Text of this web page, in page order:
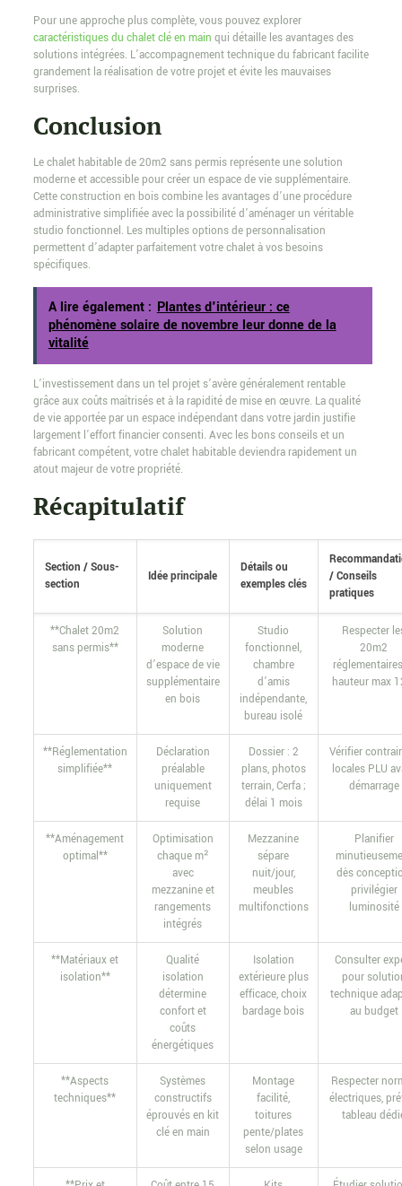
Pour une approche plus complète, vous pouvez explorer
caractéristiques du chalet clé en main qui détaille les avantages des
solutions intégrées. L’accompagnement technique du fabricant facilite
grandement la réalisation de votre projet et évite les mauvaises
surprises.
Conclusion
Le chalet habitable de 20m2 sans permis représente une solution
moderne et accessible pour créer un espace de vie supplémentaire.
Cette construction en bois combine les avantages d’une procédure
administrative simplifiée avec la possibilité d’aménager un véritable
studio fonctionnel. Les multiples options de personnalisation
permettent d’adapter parfaitement votre chalet à vos besoins
spécifiques.
A lire également : Plantes d'intérieur : ce
phénomène solaire de novembre leur donne de la
vitalité
L’investissement dans un tel projet s’avère généralement rentable
grâce aux coûts maîtrisés et à la rapidité de mise en œuvre. La qualité
de vie apportée par un espace indépendant dans votre jardin justifie
largement l’effort financier consenti. Avec les bons conseils et un
fabricant compétent, votre chalet habitable deviendra rapidement un
atout majeur de votre propriété.
Récapitulatif
Section / Sous-
section
Idée principale
Détails ou
exemples clés
/ Conseils
pratiques
**Chalet 20m2
sans permis**
Solution
moderne
d’espace de vie
supplémentaire
en bois
Studio
fonctionnel,
chambre
d’amis
indépendante,
bureau isolé
Respecter
20m2
hauteur max
**Réglementation
simplifiée**
Déclaration
préalable
uniquement
requise
Dossier : 2
plans, photos
terrain, Cerfa ;
délai 1 mois
Vérifier
locales PLU
démarrage
**Aménagement
optimal**
Optimisation
chaque m²
avec
mezzanine et
rangements
intégrés
Mezzanine
sépare
nuit/jour,
meubles
multifonctions
Planifier
dès
privilégier
luminosité
**Matériaux et
isolation**
Qualité
isolation
détermine
confort et
coûts
énergétiques
Isolation
extérieure plus
efficace, choix
bardage bois
Consulter
pour
technique
au budget
**Aspects
techniques**
Systèmes
constructifs
éprouvés en kit
clé en main
Montage
facilité,
toitures
pente/plates
selon usage
Respecter
électriques,
tableau